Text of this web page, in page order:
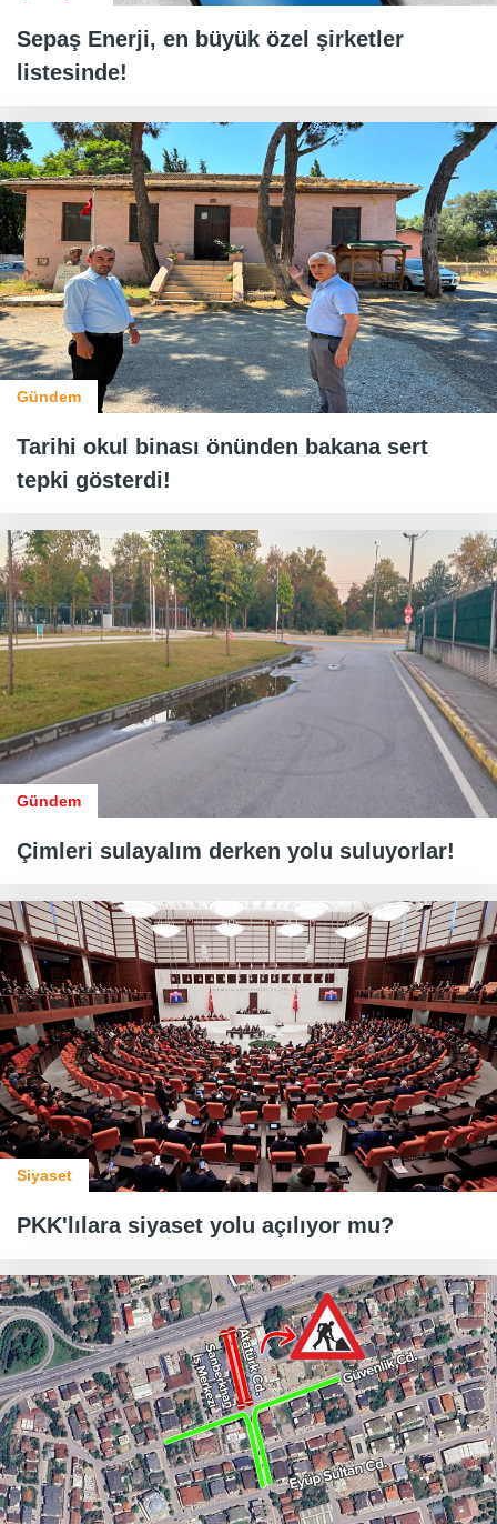
Sepaş Enerji, en büyük özel şirketler
listesinde!
Gündem
Tarihi okul binası önünden bakana sert
tepki gösterdi!
Gündem
Çimleri sulayalım derken yolu suluyorlar!
Siyaset
PKK'lılara siyaset yolu açılıyor mu?